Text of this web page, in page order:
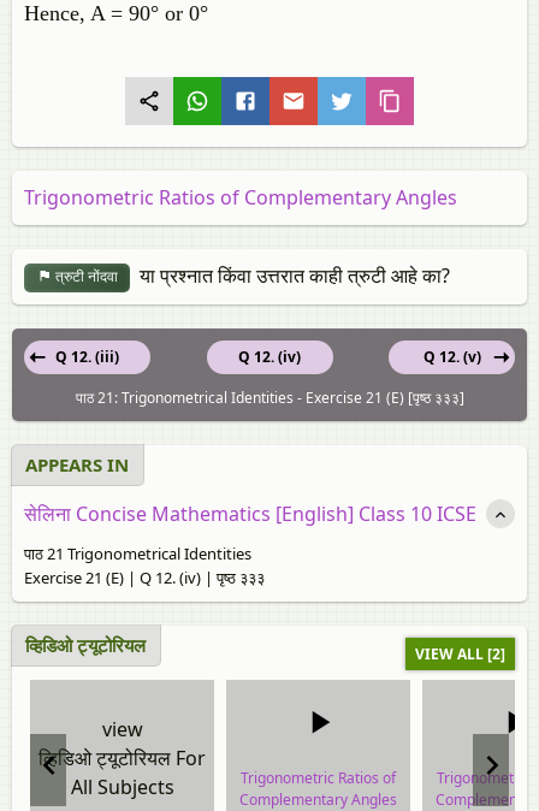
Hence, A = 90° or 0°
Trigonometric Ratios of Complementary Angles
त्रुटी नोंदवा या प्रश्नात किंवा उत्तरात काही त्रुटी आहे का?
Q 12. (iv)
Q 12. (iii)
Q 12. (v)
पाठ 21: Trigonometrical Identities - Exercise 21 (E) [पृष्ठ ३३३]
APPEARS IN
सेलिना Concise Mathematics [English] Class 10 ICSE
पाठ 21 Trigonometrical Identities
Exercise 21 (E) | Q 12. (iv) | पृष्ठ ३३३
व्हिडिओ ट्यूटोरियल VIEW ALL [2]
view
व्हिडिओ ट्यूटोरियल For
All Subjects
Trigonometric Ratios of
Complementary Angles
Trigonometric